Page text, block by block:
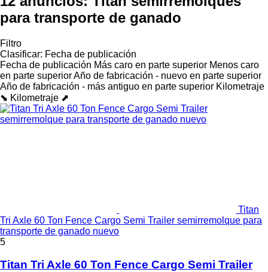
para transporte de ganado
Filtro
Clasificar: Fecha de publicación
Fecha de publicación Más caro en parte superior Menos caro
en parte superiorAño de fabricación - nuevo en parte superior
Año de fabricación - más antiguo en parte superior Kilometraje
⬊ Kilometraje ⬈
Titan
Tri Axle 60 Ton Fence Cargo Semi Trailer semirremolque para
transporte de ganado nuevo
5
Titan Tri Axle 60 Ton Fence Cargo Semi Trailer